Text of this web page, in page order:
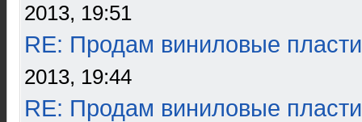
2013, 19:51
RE: Продам виниловые
2013, 19:44
RE: Продам виниловые